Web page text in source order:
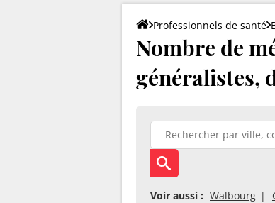
Professionnels de santé
Nombre de
généralistes,
Voir aussi : Walbourg